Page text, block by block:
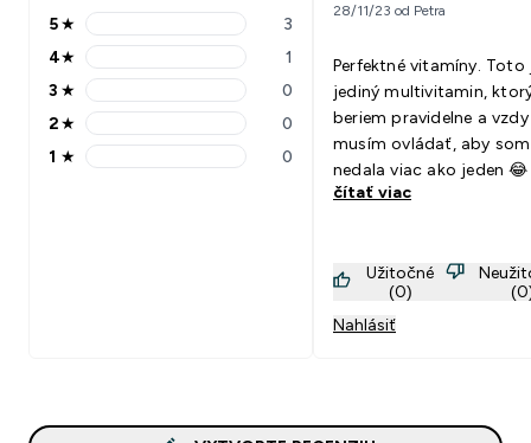
5 stars rating 3 reviews
5★ 3
4 stars rating 1 reviews
4★ 1
3 stars rating 0 reviews
3 ★ 0
2 stars rating 0 reviews
2★ 0
1 stars rating 0 reviews
1 ★ 0
28/11/23 od Petra
Perfektné vitamíny. Toto
jediný multivitamin,
beriem pravidelne a
musím ovládať, aby
nedala viac ako jeden 😂
čítať viac
Užitočné
(0)
Nahlásiť